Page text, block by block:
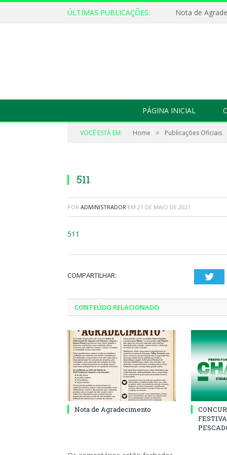
ÚLTIMAS PUBLICAÇÕES: Nota de
PÁGINA INICIAL
VOCÊ ESTÁ EM: Home » Publicações Oficiais
511
POR ADMINISTRADOR EM 21 DE MAIO DE 2021
511
COMPARTILHAR:
CONTEÚDO RELACIONADO
Nota de Agradecimento